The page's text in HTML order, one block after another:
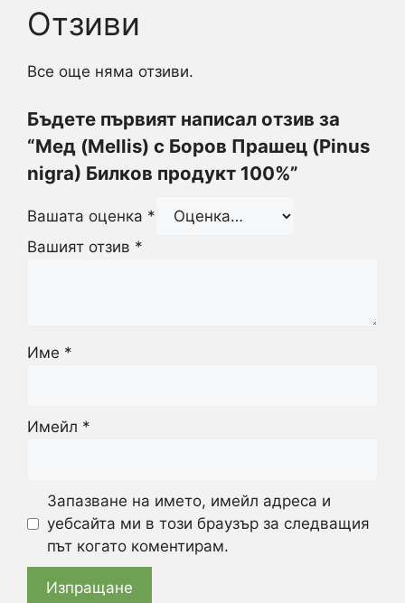
Отзиви
Все още няма отзиви.
Бъдете първият написал отзив за
“Мед (Mellis) с Боров Прашец (Pinus
nigra) Билков продукт 100%”
Вашата оценка *
Вашият отзив *
Име *
Имейл *
Запазване на името, имейл адреса и
уебсайта ми в този браузър за следващия
път когато коментирам.